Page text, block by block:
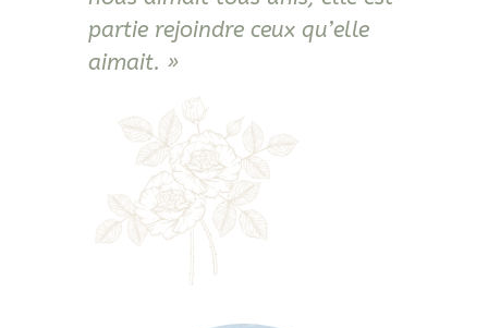
partie rejoindre ceux qu’elle
aimait. »